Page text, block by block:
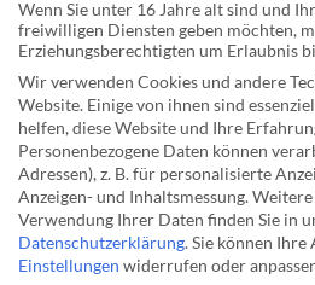
erforderlichen thermischen
Verbindung mit den Größen des
in Portunus einfach realisierbar.
Zu Problemen führt immer wieder
bereits kleine Ungenauigkeiten in
berechneten Verläufen der
starken Fehlern bei der
führen. Im Gegenzug ist
hochgenaue Simulationen
Wenn Sie unter 16 Jahre alt sind und
freiwilligen Diensten geben möchten,
Erziehungsberechtigten um Erlaubnis
Wir verwenden Cookies und andere
Website. Einige von ihnen sind
helfen, diese Website und Ihre
Personenbezogene Daten können
Adressen), z. B. für personalisierte
Anzeigen- und Inhaltsmessung.
Verwendung Ihrer Daten finden Sie in
Datenschutzerklärung.Sie können
Einstellungen widerrufen oder